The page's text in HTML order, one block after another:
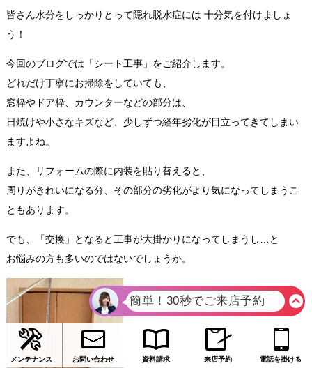
皆さん水分をしっかりとって隠れ脱水症には 十分気を付けましょ
う！
今回のブログでは「シート工事」をご紹介します。
どれだけ丁寧にお掃除をしていても、
窓枠やドア枠、カウンターなどの部分は、
日焼けや小さなキズなど、少しずつ経年劣化が目立ってきてしまい
ますよね。
また、リフォームの際に内装を貼り替えると、
周りがきれいになる分、その部分の劣化がより気になってしまうこ
ともあります。
でも、「交換」となると工事が大掛かりになってしまうし…と
お悩みの方も多いのではないでしょうか。
メンテナンス お問い合わせ 資料請求 来店予約 電話を掛ける